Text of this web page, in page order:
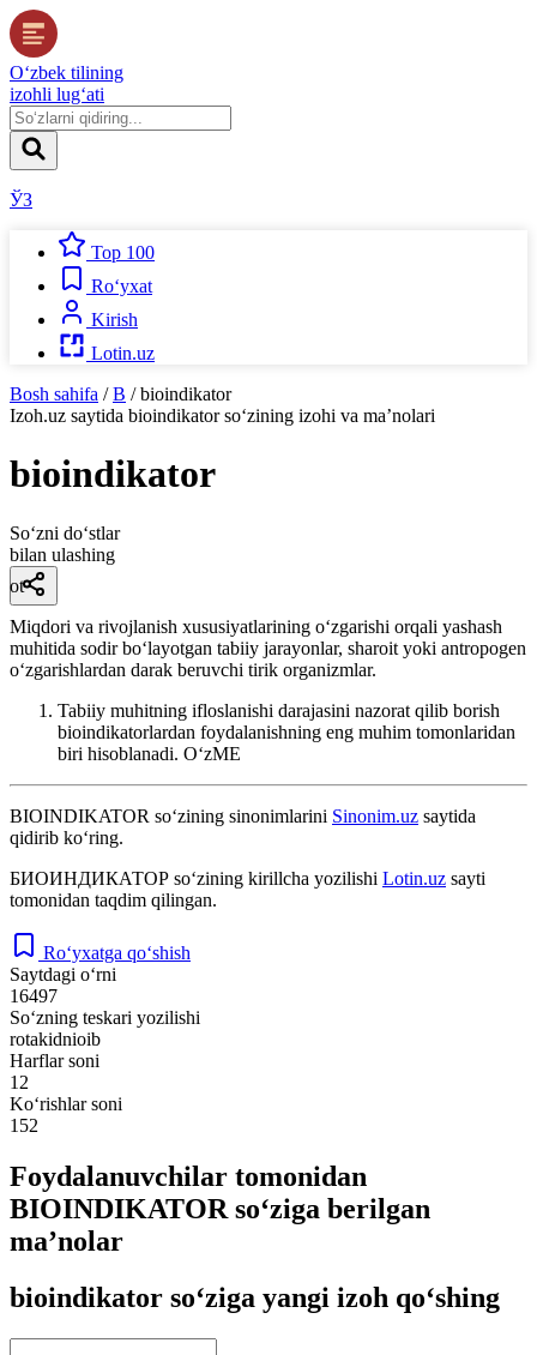
O‘zbek tilining
izohli lug‘ati
ЎЗ
Top 100
Ro‘yxat
Kirish
Lotin.uz
Bosh sahifa / B / bioindikator
Izoh.uz saytida bioindikatorso‘zining izohi va ma’nolari
bioindikator
So‘zni do‘stlar
bilan ulashing
ot
Miqdori va rivojlanish xususiyatlarining oʻzgarishi orqali yashash
muhitida sodir boʻlayotgan tabiiy jarayonlar, sharoit yoki antropogen
oʻzgarishlardan darak beruvchi tirik organizmlar.
Tabiiy muhitning ifloslanishi darajasini nazorat qilib borish
bioindikatorlardan foydalanishning eng muhim tomonlaridan
biri hisoblanadi. OʻzME
BIOINDIKATOR so‘zining sinonimlarini Sinonim.uz saytida
qidirib ko‘ring.
БИОИНДИКАТОР so‘zining kirillcha yozilishi Lotin.uz sayti
tomonidan taqdim qilingan.
Ro‘yxatga qo‘shish
Saytdagi o‘rni
16497
So‘zning teskari yozilishi
rotakidnioib
Harflar soni
12
Ko‘rishlar soni
152
Foydalanuvchilar tomonidan
BIOINDIKATOR so‘ziga berilgan
ma’nolar
bioindikator so‘ziga yangi izoh qo‘shing